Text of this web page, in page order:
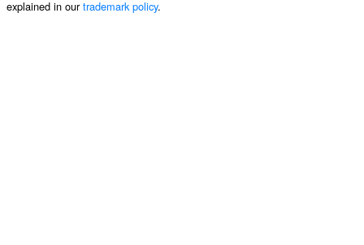
explained in ourtrademark policy.